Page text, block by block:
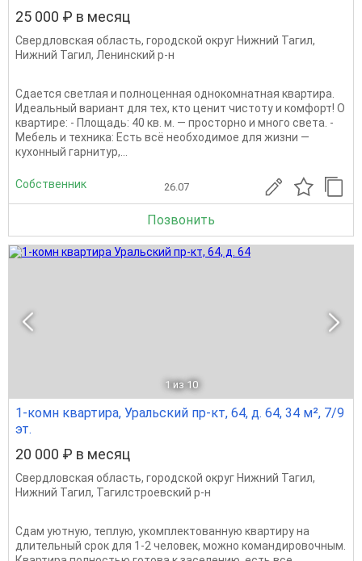
25 000 ₽ в месяц
Свердловская область, городской округ Нижний Тагил,
Нижний Тагил, Ленинский р-н
Сдается светлая и полноценная однокомнатная квартира.
Идеальный вариант для тех, кто ценит чистоту и комфорт! О
квартире: - Площадь: 40 кв. м. — просторно и много света. -
Мебель и техника: Есть всё необходимое для жизни —
кухонный гарнитур,...
Собственник 26.07
Позвонить
1 из 10
1-комн квартира, Уральский пр-кт, 64, д. 64, 34 м², 7/9
эт.
20 000 ₽ в месяц
Свердловская область, городской округ Нижний Тагил,
Нижний Тагил, Тагилстроевский р-н
Сдам уютную, теплую, укомплектованную квартиру на
длительный срок для 1-2 человек, можно командировочным.